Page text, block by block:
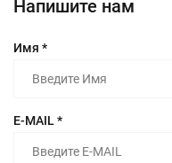
Напишите нам
Имя *
E-MAIL *